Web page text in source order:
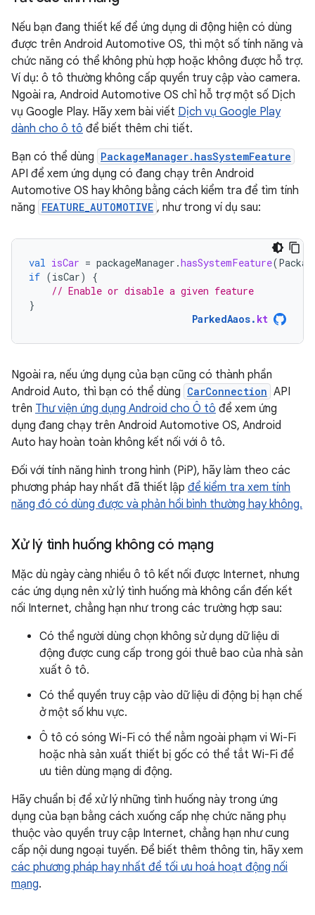
Nếu bạn đang thiết kế để ứng dụng di động hiện có dùng
được trên Android Automotive OS, thì một số tính năng và
chức năng có thể không phù hợp hoặc không được hỗ trợ.
Ví dụ: ô tô thường không cấp quyền truy cập vào camera.
Ngoài ra, Android Automotive OS chỉ hỗ trợ một số Dịch
vụ Google Play. Hãy xem bài viết Dịch vụ Google Play
dành cho ô tô để biết thêm chi tiết.
Bạn có thể dùng PackageManager.hasSystemFeature
API để xem ứng dụng có đang chạy trên Android
Automotive OS hay không bằng cách kiểm tra để tìm tính
năng FEATURE_AUTOMOTIVE , như trong ví dụ sau:
val isCar = packageManager .hasSystemFeature(
if (isCar)
{
// Enable or disable a given feature
}
ParkedAaos. kt
Ngoài ra, nếu ứng dụng của bạn cũng có thành phần
Android Auto, thì bạn có thể dùng CarConnection API
trên Thư viện ứng dụng Android cho Ô tô để xem ứng
dụng đang chạy trên Android Automotive OS, Android
Auto hay hoàn toàn không kết nối với ô tô.
Đối với tính năng hình trong hình (PiP), hãy làm theo các
phương pháp hay nhất đã thiết lập để kiểm tra xem tính
năng đó có dùng được và phản hồi bình thường hay không.
Xử lý tình huống không có mạng
Mặc dù ngày càng nhiều ô tô kết nối được Internet, nhưng
các ứng dụng nên xử lý tình huống mà không cần đến kết
nối Internet, chẳng hạn như trong các trường hợp sau:
Có thể người dùng chọn không sử dụng dữ liệu di
động được cung cấp trong gói thuê bao của nhà sản
xuất ô tô.
Có thể quyền truy cập vào dữ liệu di động bị hạn chế
ở một số khu vực.
Ô tô có sóng Wi-Fi có thể nằm ngoài phạm vi Wi-Fi
hoặc nhà sản xuất thiết bị gốc có thể tắt Wi-Fi để
ưu tiên dùng mạng di động.
Hãy chuẩn bị để xử lý những tình huống này trong ứng
dụng của bạn bằng cách xuống cấp nhẹ chức năng phụ
thuộc vào quyền truy cập Internet, chẳng hạn như cung
cấp nội dung ngoại tuyến. Để biết thêm thông tin, hãy xem
các phương pháp hay nhất để tối ưu hoá hoạt động nối
mạng.